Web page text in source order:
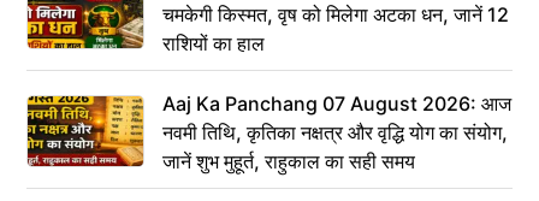
चमकेगी किस्मत, वृष को मिलेगा अटका धन, जानें 12
राशियों का हाल
Aaj Ka Panchang 07 August 2026: आज
नवमी तिथि, कृतिका नक्षत्र और वृद्धि योग का संयोग,
जानें शुभ मुहूर्त, राहुकाल का सही समय